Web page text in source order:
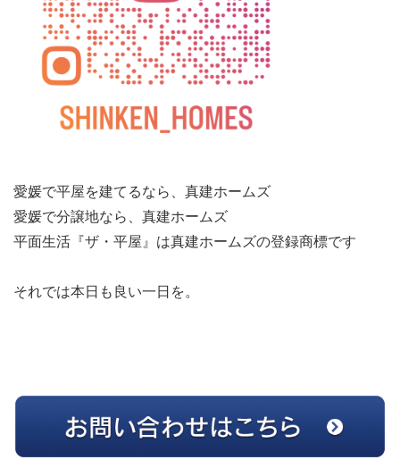
愛媛で平屋を建てるなら、真建ホームズ
愛媛で分譲地なら、真建ホームズ
平面生活『ザ・平屋』は真建ホームズの登録商標です
それでは本日も良い一日を。